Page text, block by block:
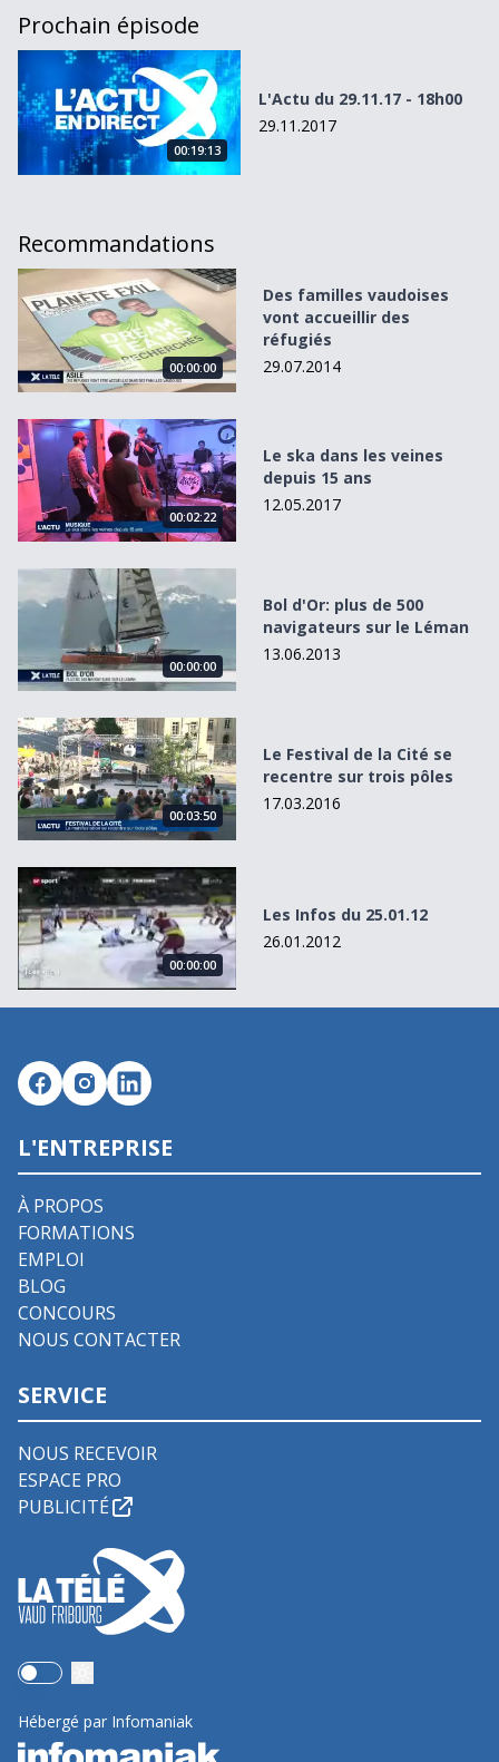
Prochain épisode
L&#039;Actu du 29.11.17 - 18h00
00:19:13
L'Actu du 29.11.17 - 18h00
29.11.2017
Recommandations
Des familles vaudoises vont accueillir des réfugiés
00:00:00
Des familles vaudoises
vont accueillir des
réfugiés
29.07.2014
Le ska dans les veines depuis 15 ans
00:02:22
Le ska dans les veines
depuis 15 ans
12.05.2017
Bol d&#039;Or: plus de 500 navigateurs sur le Léman
00:00:00
Bol d'Or: plus de 500
navigateurs sur le Léman
13.06.2013
Le Festival de la Cité se recentre sur trois pôles
00:03:50
Le Festival de la Cité se
recentre sur trois pôles
17.03.2016
Les Infos du 25.01.12
00:00:00
Les Infos du 25.01.12
26.01.2012
L'ENTREPRISE
À PROPOS
FORMATIONS
EMPLOI
BLOG
CONCOURS
NOUS CONTACTER
SERVICE
NOUS RECEVOIR
ESPACE PRO
PUBLICITÉ
Use setting
Hébergé par Infomaniak